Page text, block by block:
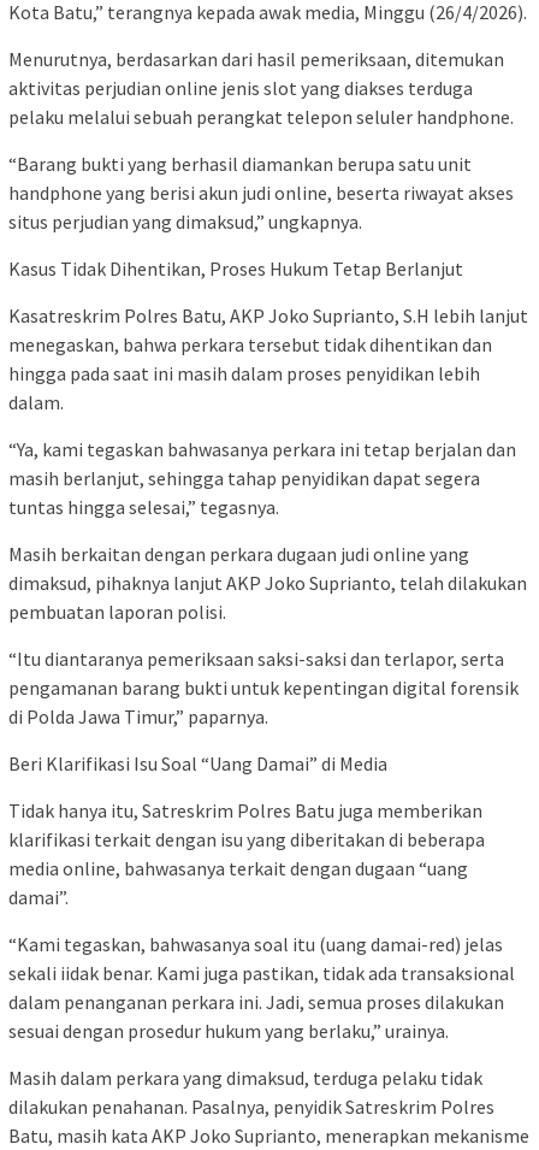
Kota Batu,” terangnya kepada awak media, Minggu (26/4/2026).
Menurutnya, berdasarkan dari hasil pemeriksaan, ditemukan
aktivitas perjudian online jenis slot yang diakses terduga
pelaku melalui sebuah perangkat telepon seluler handphone.
“Barang bukti yang berhasil diamankan berupa satu unit
handphone yang berisi akun judi online, beserta riwayat akses
situs perjudian yang dimaksud,” ungkapnya.
Kasus Tidak Dihentikan, Proses Hukum Tetap Berlanjut
Kasatreskrim Polres Batu, AKP Joko Suprianto, S.H lebih lanjut
menegaskan, bahwa perkara tersebut tidak dihentikan dan
hingga pada saat ini masih dalam proses penyidikan lebih
dalam.
“Ya, kami tegaskan bahwasanya perkara ini tetap berjalan dan
masih berlanjut, sehingga tahap penyidikan dapat segera
tuntas hingga selesai,” tegasnya.
Masih berkaitan dengan perkara dugaan judi online yang
dimaksud, pihaknya lanjut AKP Joko Suprianto, telah dilakukan
pembuatan laporan polisi.
“Itu diantaranya pemeriksaan saksi-saksi dan terlapor, serta
pengamanan barang bukti untuk kepentingan digital forensik
di Polda Jawa Timur,” paparnya.
Beri Klarifikasi Isu Soal “Uang Damai” di Media
Tidak hanya itu, Satreskrim Polres Batu juga memberikan
klarifikasi terkait dengan isu yang diberitakan di beberapa
media online, bahwasanya terkait dengan dugaan “uang
damai”.
“Kami tegaskan, bahwasanya soal itu (uang damai-red) jelas
sekali iidak benar. Kami juga pastikan, tidak ada transaksional
dalam penanganan perkara ini. Jadi, semua proses dilakukan
sesuai dengan prosedur hukum yang berlaku,” urainya.
Masih dalam perkara yang dimaksud, terduga pelaku tidak
dilakukan penahanan. Pasalnya, penyidik Satreskrim Polres
Batu, masih kata AKP Joko Suprianto, menerapkan mekanisme